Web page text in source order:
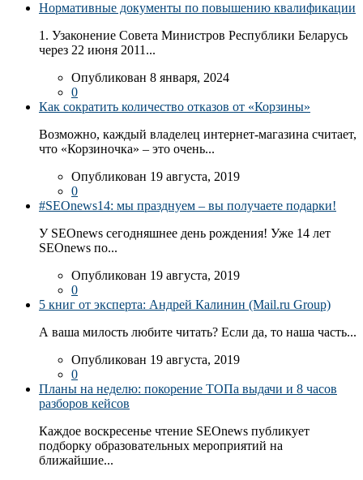
Нормативные документы по повышению квалификации
1. Узаконение Совета Министров Республики Беларусь
через 22 июня 2011...
Опубликован 8 января, 2024
0
Как сократить количество отказов от «Корзины»
Возможно, каждый владелец интернет-магазина считает,
что «Корзиночка» – это очень...
Опубликован 19 августа, 2019
0
#SEOnews14: мы празднуем – вы получаете подарки!
У SEOnews сегодняшнее день рождения! Уже 14 лет
SEOnews по...
Опубликован 19 августа, 2019
0
5 книг от эксперта: Андрей Калинин (Mail.ru Group)
А ваша милость любите читать? Если да, то наша часть...
Опубликован 19 августа, 2019
0
Планы на неделю: покорение ТОПа выдачи и 8 часов
разборов кейсов
Каждое воскресенье чтение SEOnews публикует
подборку образовательных мероприятий на
ближайшие...